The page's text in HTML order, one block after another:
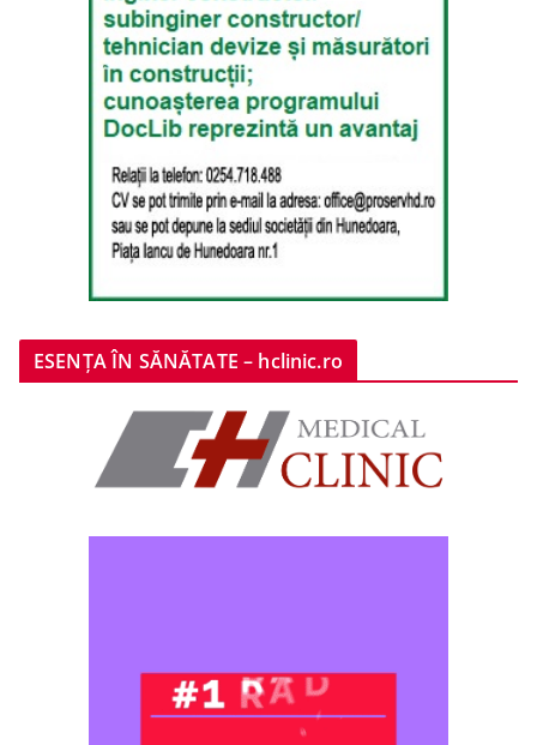
ESENȚA ÎN SĂNĂTATE – hclinic.ro